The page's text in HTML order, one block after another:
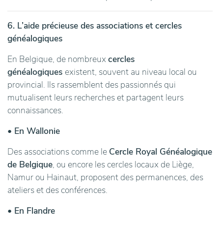
6. L’aide précieuse des associations et cercles
généalogiques
En Belgique, de nombreuxcercles
généalogiques existent, souvent au niveau local ou
provincial. Ils rassemblent des passionnés qui
mutualisent leurs recherches et partagent leurs
connaissances.
• En Wallonie
Des associations comme le Cercle Royal Généalogique
de Belgique, ou encore les cercles locaux de Liège,
Namur ou Hainaut, proposent des permanences, des
ateliers et des conférences.
• En Flandre